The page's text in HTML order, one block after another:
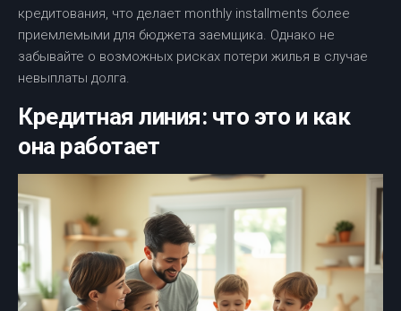
кредитования, что делает monthly installments более
приемлемыми для бюджета заемщика. Однако не
забывайте о возможных рисках потери жилья в случае
невыплаты долга.
Кредитная линия: что это и как
она работает